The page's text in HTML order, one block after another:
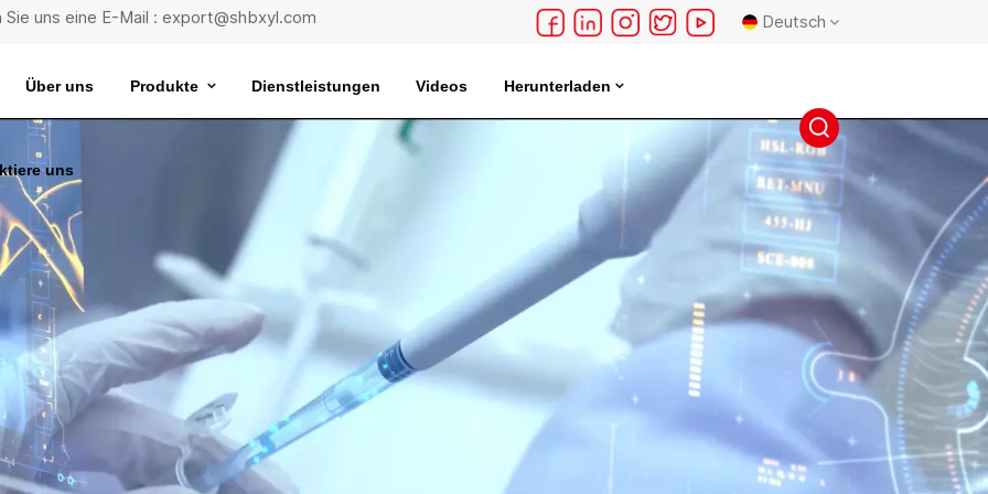
Sie uns eine E-Mail : export@shbxyl.com Deutsch
English
français
русский
español
português
日本語
Über uns Produkte Dienstleistungen Videos Herunterladen
uns